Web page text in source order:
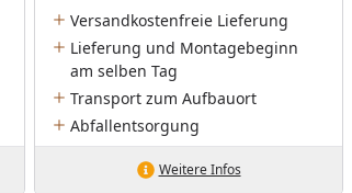
Versandkostenfreie Lieferung
Lieferung und Montagebeginn
am selben Tag
Transport zum Aufbauort
Abfallentsorgung
Weitere Infos